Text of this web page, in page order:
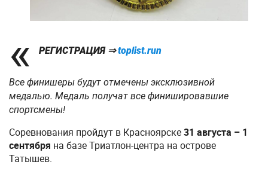
РЕГИСТРАЦИЯ ⇒toplist.run
Все финишеры будут отмечены эксклюзивной
медалью. Медаль получат все финишировавшие
спортсмены!
Соревнования пройдут в Красноярске31 августа – 1
сентября на базе Триатлон-центра на острове
Татышев.